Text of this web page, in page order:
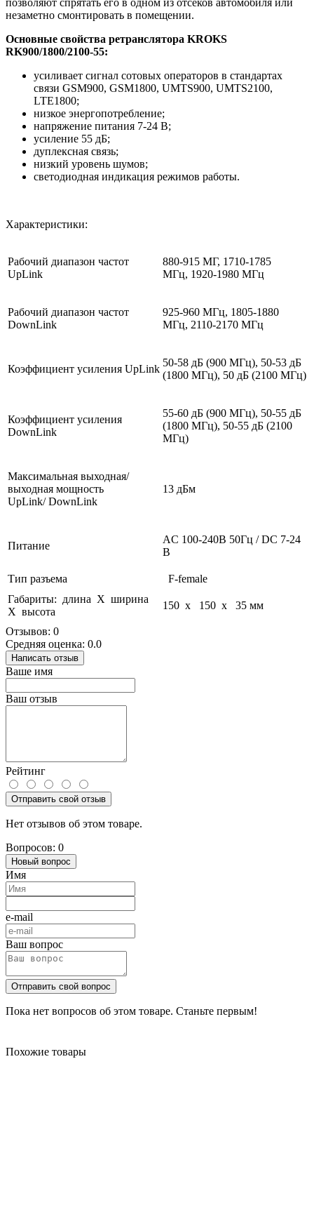
позволяют спрятать его в одном из отсеков автомобиля или
незаметно смонтировать в помещении.
Основные свойства ретранслятора KROKS
RK900/1800/2100-55:
усиливает сигнал сотовых операторов в стандартах
связи GSM900, GSM1800, UMTS900, UMTS2100,
LTE1800;
низкое энергопотребление;
напряжение питания 7-24 В;
усиление 55 дБ;
дуплексная связь;
низкий уровень шумов;
светодиодная индикация режимов работы.
Характеристики:
Рабочий диапазон частот
UpLink
880-915 МГ, 1710-1785
МГц, 1920-1980 МГц
Рабочий диапазон частот
DownLink
925-960 МГц, 1805-1880
МГц, 2110-2170 МГц
Коэффициент усиления UpLink
50-58 дБ (900 МГц), 50-53 дБ
(1800 МГц), 50 дБ (2100 МГц)
Коэффициент усиления
DownLink
55-60 дБ (900 МГц), 50-55 дБ
(1800 МГц), 50-55 дБ (2100
МГц)
Максимальная выходная/
выходная мощность
UpLink/DownLink
13 дБм
Питание
AC 100-240В 50Гц / DC 7-24
В
Тип разъема
F-female
Габариты: длина X ширина
X высота
150 x 150 x 35 мм
Отзывов: 0
Средняя оценка: 0.0
Написать отзыв
Ваше имя
Ваш отзыв
Рейтинг
Отправить свой отзыв
Нет отзывов об этом товаре.
Вопросов: 0
Новый вопрос
Имя
e-mail
Ваш вопрос
Отправить свой вопрос
Пока нет вопросов об этом товаре. Станьте первым!
Похожие товары